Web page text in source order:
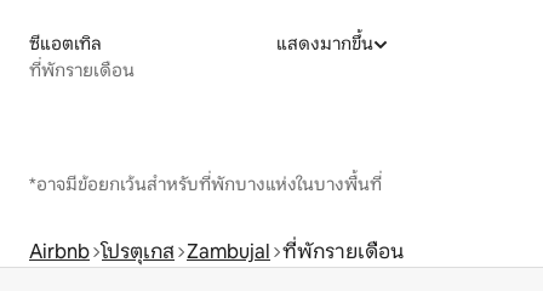
ซีแอตเทิล
ที่พักรายเดือน
แสดงมากขึ้น
*อาจมีข้อยกเว้นสำหรับที่พักบางแห่งในบางพื้นที่
Airbnb โปรตุเกส Zambujal ที่พักรายเดือน